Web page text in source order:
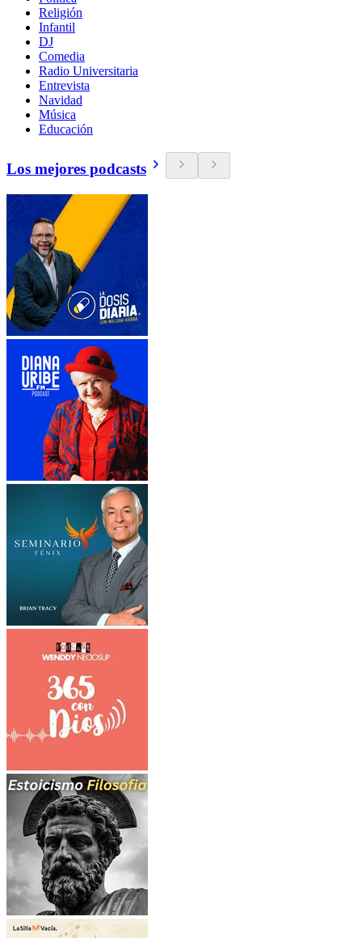
Religión
Infantil
DJ
Comedia
Radio Universitaria
Entrevista
Navidad
Música
Educación
Los mejores podcasts